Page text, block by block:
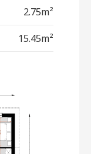
2.75m²
15.45m²